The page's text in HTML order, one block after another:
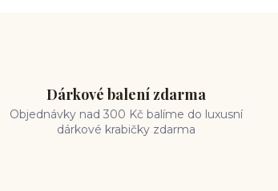
Dárkové balení zdarma
Objednávky nad 300 Kč balíme do luxusní
dárkové krabičky zdarma